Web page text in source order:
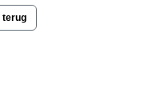
terug